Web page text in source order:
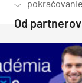
Od